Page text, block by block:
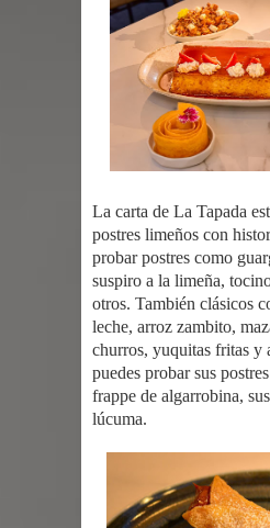
La carta de La Tapada
postres limeños con
probar postres como
suspiro a la limeña,
otros. También clásicos
leche, arroz zambito,
churros, yuquitas fritas y
puedes probar sus
frappe de algarrobina,
lúcuma.